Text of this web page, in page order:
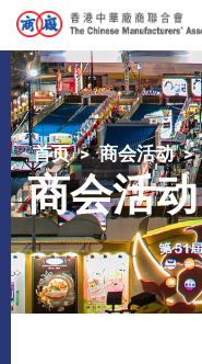
首页 商会活动
商会活动